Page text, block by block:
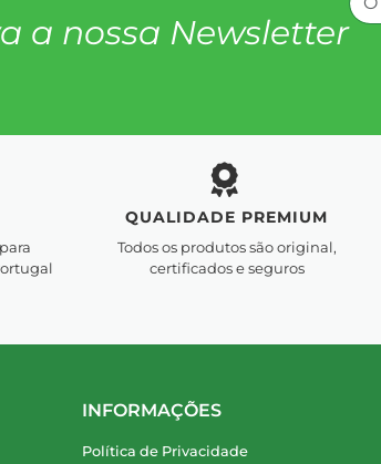
a nossa Newsletter
QUALIDADE PREMIUM
Todos os produtos são original,
certificados e seguros
INFORMAÇÕES
Política de Privacidade